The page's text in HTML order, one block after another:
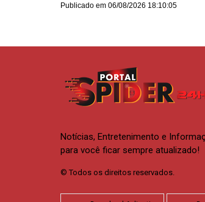
Publicado em 06/08/2026 18:10:05
Notícias, Entretenimento e
para você ficar sempre atualizado!
© Todos os direitos reservados.